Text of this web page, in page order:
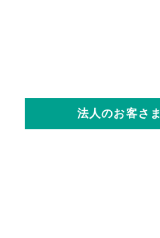
法人のお客さま